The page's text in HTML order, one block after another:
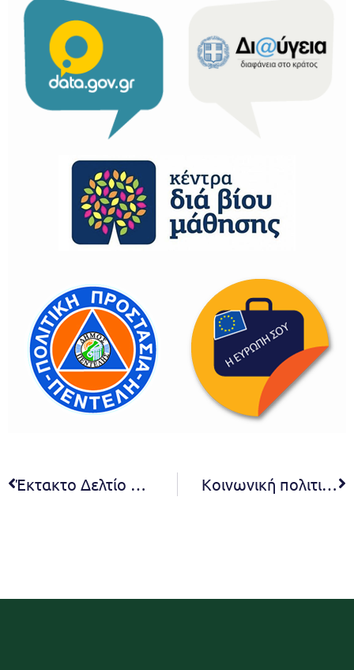
Έκτακτο Δελτίο Επικίνδυνων Καιρικών Φαινομένων από την Τρίτη 4-11-2025 Κοινωνική πολιτική στην πράξη- ‘Μείωση ή Απαλλαγή Δικαιούχων από το Δημοτικό Τέλος Καθαριότητας και Ηλεκτροφωτισμού σύμφωνα με το άρθρο 13 του Ν.4368/2016’